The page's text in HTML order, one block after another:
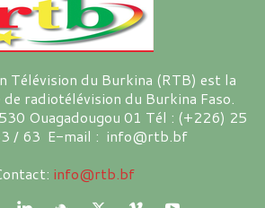
Télévision du Burkina (RTB) est la
radiotélévision du Burkina Faso.
Ouagadougou 01 Tél : (+226) 25
/ 63 E-mail : info@rtb.bf
info@rtb.bf